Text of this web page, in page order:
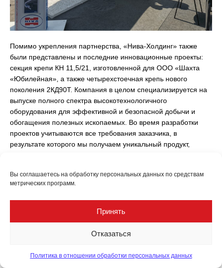
Вы соглашаетесь на обработку персональных данных по средствам
метрических программ.
Принять
Отказаться
Политика в отношении обработки персональных данных
Помимо укрепления партнерства, «Нива-Холдинг» также
были представлены и последние инновационные проекты:
секция крепи КН 11,5/21, изготовленной для ООО «Шахта
«Юбилейная», а также четырехстоечная крепь нового
поколения 2КД90Т. Компания в целом специализируется на
выпуске полного спектра высокотехнологичного
оборудования для эффективной и безопасной добычи и
обогащения полезных ископаемых. Во время разработки
проектов учитываются все требования заказчика, в
результате которого мы получаем уникальный продукт,
«Одна из особенностей нашей продукции — высокая
маркетинг-центра УПП «Нива» — управляющей компании
решений белорусская, а металл используется российский.
«Нива-Холдинг» крепь КН 11,5/21 представляет собой аналог